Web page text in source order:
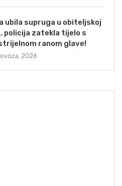
ubila supruga u obiteljskoj
policija zatekla tijelo s
ranom glave!
2026